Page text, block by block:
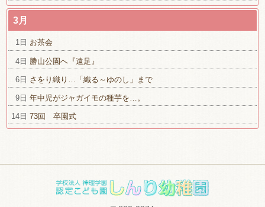
3月
1日 お茶会
4日 勝山公園へ『遠足』
6日 さをり織り…「織る～ゆのし」まで
9日 年中児がジャガイモの種芋を…。
14日 73回 卒園式